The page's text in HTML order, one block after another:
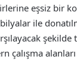
eşsiz bir
ile
şekilde
çalışma